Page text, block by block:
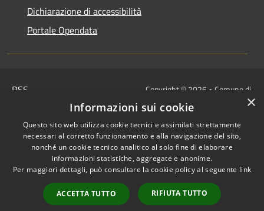
Dichiarazione di accessibilità
Portale Opendata
RSS
Cookie
Mappa del sito
IBAN COMUNALI: per i cittadini
IT48Z0851453760000000120312
IT32I0100004306TU0000005820
Copyright © 2026 • Comune di
Villongo • Powered by
redazione
×
Informazioni sui cookie
Questo sito web utilizza cookie tecnici e assimilati strettamente
necessari al corretto funzionamento e alla navigazione del sito,
nonché un cookie tecnico analitico al solo fine di elaborare
informazioni statistiche, aggregate e anonime.
Per maggiori dettagli, può consultare la cookie policy al seguente link
ACCETTA TUTTO RIFIUTA TUTTO